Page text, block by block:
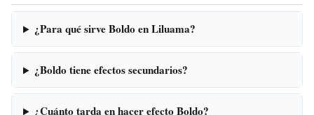
¿Para qué sirve Boldo en Liluama?
¿Boldo tiene efectos secundarios?
¿Cuánto tarda en hacer efecto Boldo?